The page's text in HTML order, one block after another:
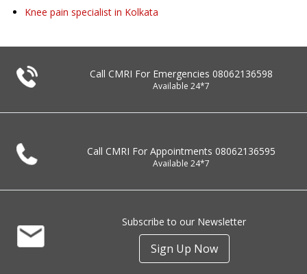
Knee pain specialist in Kolkata
Call CMRI For Emergencies 08062136598
Available 24*7
Call CMRI For Appointments 08062136595
Available 24*7
Subscribe to our Newsletter
Sign Up Now